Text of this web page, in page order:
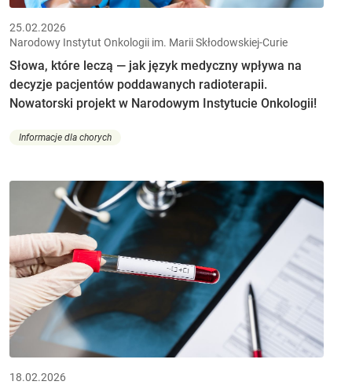
25.02.2026
Narodowy Instytut Onkologii im. Marii Skłodowskiej-Curie
Słowa, które leczą — jak język medyczny wpływa na
decyzje pacjentów poddawanych radioterapii.
Nowatorski projekt w Narodowym Instytucie Onkologii!
Informacje dla chorych
18.02.2026